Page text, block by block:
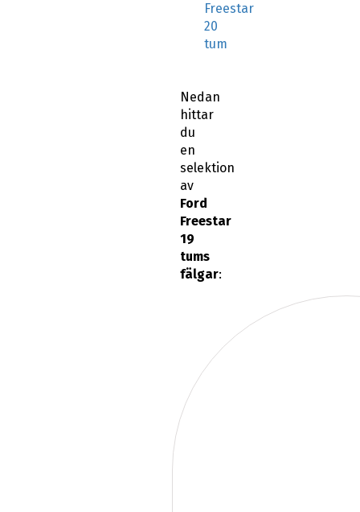
Freestar
20
tum
Nedan
hittar
du
en
selektion
av
Ford
Freestar
19
tums
fälgar: